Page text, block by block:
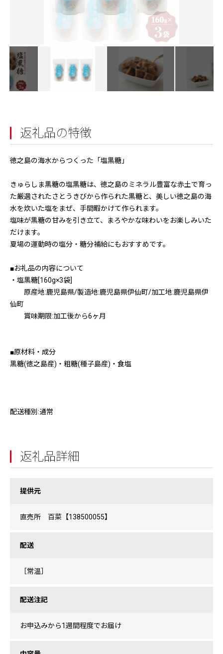
返礼品の特徴
徳之島の海水からつくった「塩黒糖」
きゅらしま黒糖の塩黒糖は、徳之島のミネラル豊富な赤土で育っ
た厳選されたさとうきびから作られた黒糖と、美しい徳之島の海
水を炊いた塩をまぜ、手間暇かけて作られます。
塩味が黒糖の甘みを引き立て、まろやかな味わいをお楽しみいた
だけます。
夏場の運動時の塩分・糖分補給にもおすすめです。
■お礼品の内容について
・塩黒糖[160g×3袋]
原産地:鹿児島県/製造地:鹿児島県伊仙町/加工地:鹿児島県伊
仙町
賞味期限:加工後から6ヶ月
■原材料・成分
黒糖(徳之島産)・粗糖(種子島産)・食塩
配送種別:通常
返礼品詳細
提供元
直売所 百菜【138500055】
配送
［常温］
配送注記
お申込みから1週間程度でお届け